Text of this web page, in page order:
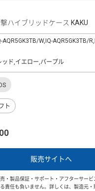
ハイブリッドケース KAKU
AQR5GK3TB/W,IQ-AQR5GK3TB/
ド,イエロー,パープル
ト
販売サイトへ
・製品保証・サポート・アフターサー
責任も負いません。詳しくは、製造元